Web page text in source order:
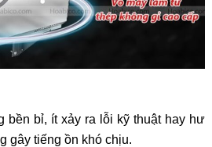
bền bỉ, ít xảy ra lỗi kỹ thuật hay hư
gây tiếng ồn khó chịu.